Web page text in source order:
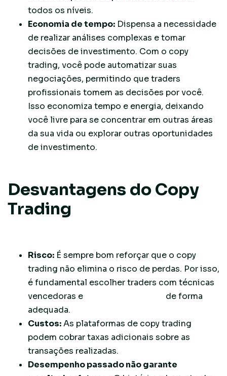
todos os níveis.
Economia de tempo: Dispensa a necessidade
de realizar análises complexas e tomar
decisões de investimento. Com o copy
trading, você pode automatizar suas
negociações, permitindo que traders
profissionais tomem as decisões por você.
Isso economiza tempo e energia, deixando
você livre para se concentrar em outras áreas
da sua vida ou explorar outras oportunidades
de investimento.
Desvantagens do Copy
Trading
Risco: É sempre bom reforçar que o copy
trading não elimina o risco de perdas. Por isso,
é fundamental escolher traders com técnicas
vencedoras e
de forma
adequada.
Custos:As plataformas de copy trading
podem cobrar taxas adicionais sobre as
transações realizadas.
Desempenho passado não garante